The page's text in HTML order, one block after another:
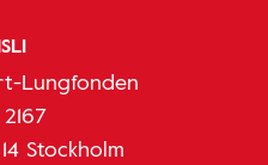
Lungfonden
Stockholm